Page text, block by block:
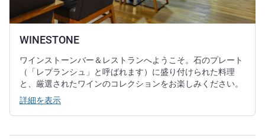
WINESTONE
ワインストーンバー＆レストランへようこそ。石のプレート
（「レプランシュ」と呼ばれます）に盛り付けられた料理
と、厳選されたワインのコレクションをお楽しみください。
詳細を表示